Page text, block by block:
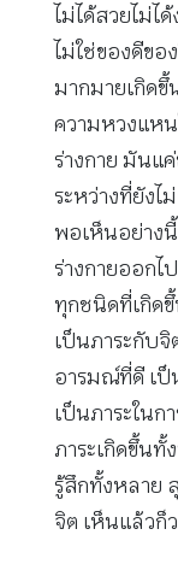
ไม่ได้สวยไม่ไ
ไม่ใช่ของดีขอ
มากมายเกิดขึ้
ความหวงแห
ร่างกาย มันแ
ระหว่างที่ยังไ
พอเห็นอย่าง
ร่างกายออกไ
ทุกชนิดที่เกิด
เป็นภาระกับจิ
อารมณ์ที่ดี เป็
เป็นภาระใน
ภาระเกิดขึ้น
รู้สึกทั้งหลาย
จิต เห็นแล้วก็